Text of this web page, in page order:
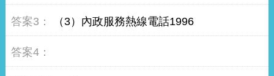
（3）內政服務熱線電話1996